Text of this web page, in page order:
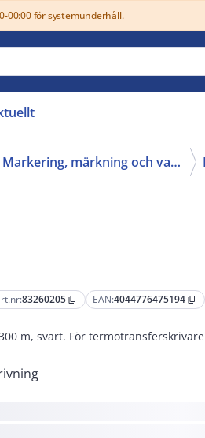
00:00 för systemunderhåll.
Markering, märkning och varningsprodukter
83260205 content_copy EAN:4044776475194 content_copy
m, svart. För termotransferskrivare